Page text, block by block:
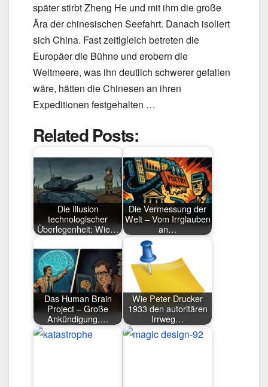
später stirbt Zheng He und mit ihm die große
Ära der chinesischen Seefahrt. Danach isoliert
sich China. Fast zeitlgleich betreten die
Europäer die Bühne und erobern die
Weltmeere, was ihn deutlich schwerer gefallen
wäre, hätten die Chinesen an ihren
Expeditionen festgehalten …
Related Posts:
Die Illusion
technologischer
Überlegenheit: Wie…
Die Vermessung der
Welt – Vom Irrglauben
an…
Das Human Brain
Project – Große
Ankündigung,…
Wie Peter Drucker
1933 den autoritären
Irrweg…